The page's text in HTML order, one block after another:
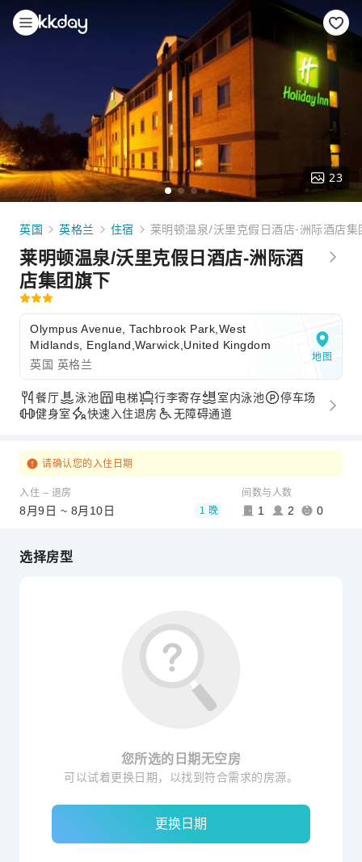
23
英国 英格兰 住宿 莱明顿温泉/沃里克假日酒店-洲际酒店集
莱明顿温泉/沃里克假日酒店-洲际酒
店集团旗下
Olympus Avenue, Tachbrook Park,West
Midlands, England,Warwick,United Kingdom
英国 英格兰
地图
餐厅 泳池 电梯 行李寄存 室内泳池
停车场
健身室
快速入住退房 无障碍通道
请确认您的入住日期
入住 – 退房
8月9日 ~ 8月10日 1 晚
间数与人数
1 2 0
选择房型
您所选的日期无空房
可以试着更换日期，以找到符合需求的房源。
更换日期